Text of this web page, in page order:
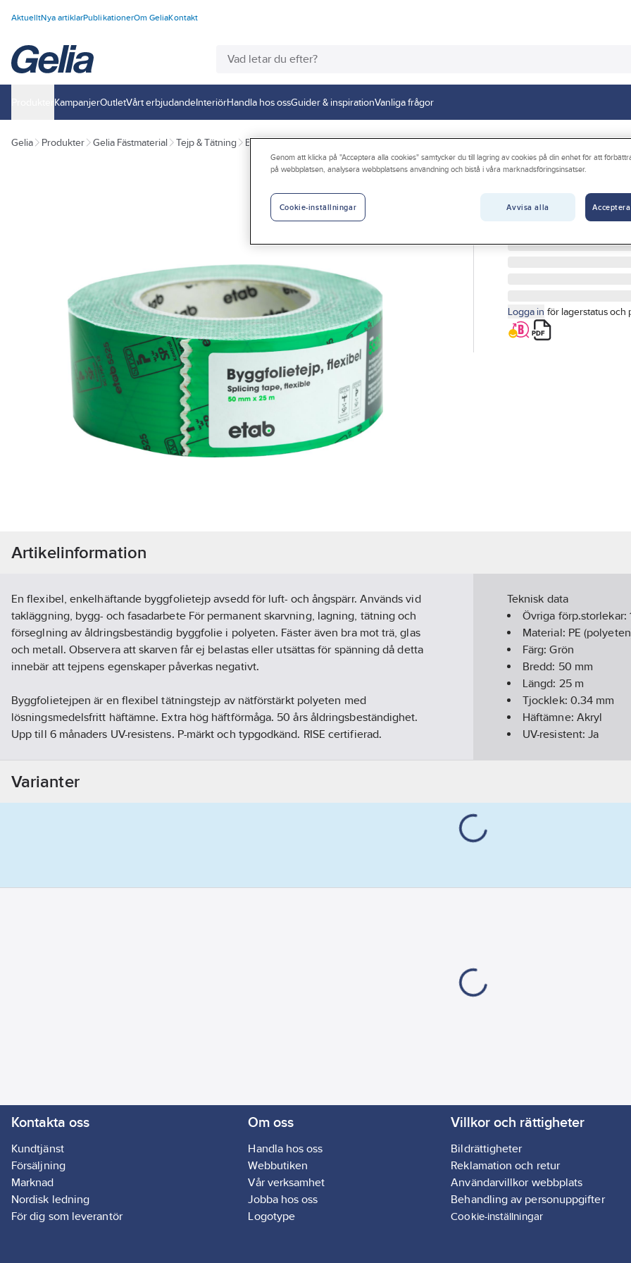
AktuelltNya artiklarPublikationerOm GeliaKontakt
KampanjerOutletVårt erbjudandeInteriörHandla hos ossGuider & inspirationVanliga frågor
Gelia Produkter Gelia Fästmaterial Tejp & Tätning Byggtejp
Byggfolietejp
BYGGFOLIETEJP
Logga in för lagerstatus och
Artikelinformation
En flexibel, enkelhäftande byggfolietejp avsedd för luft- och ångspärr. Används vid
takläggning, bygg- och fasadarbete För permanent skarvning, lagning, tätning och
förseglning av åldringsbeständig byggfolie i polyeten. Fäster även bra mot trä, glas
och metall. Observera att skarven får ej belastas eller utsättas för spänning då detta
innebär att tejpens egenskaper påverkas negativt.
Byggfolietejpen är en flexibel tätningstejp av nätförstärkt polyeten med
lösningsmedelsfritt häftämne. Extra hög häftförmåga. 50 års åldringsbeständighet.
Upp till 6 månaders UV-resistens. P-märkt och typgodkänd. RISE certifierad.
Ägarens artikelnr:
Materialklass G896
Teknisk data
Övriga förp.storlekar:
Material: PE
Färg:Grön
Bredd: 50 mm
Längd: 25m
Tjocklek: 0.34 mm
Häftämne: Akryl
UV-resistent:Ja
BASTA registrerad:Ja
Varianter
Kontakta oss
Kundtjänst
Försäljning
Marknad
Nordisk ledning
För dig som leverantör
Om oss
Handla hos oss
Webbutiken
Vår verksamhet
Jobba hos oss
Logotype
Villkor och rättigheter
Bildrättigheter
Reklamation och retur
Användarvillkor webbplats
Behandling av personuppgifter
Cookie-inställningar
Genom att klicka på "Acceptera alla cookies" samtycker du till lagring av cookies på din enhet för att
på webbplatsen, analysera webbplatsens användning och bistå i våra marknadsföringsinsatser.
Avvisa alla
Cookie-inställningar